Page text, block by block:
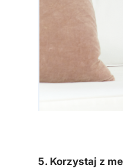
5. Korzystaj z